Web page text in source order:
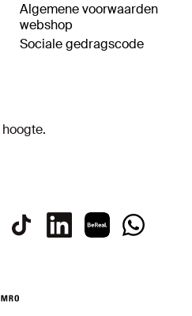
Algemene voorwaarden
webshop
Sociale gedragscode